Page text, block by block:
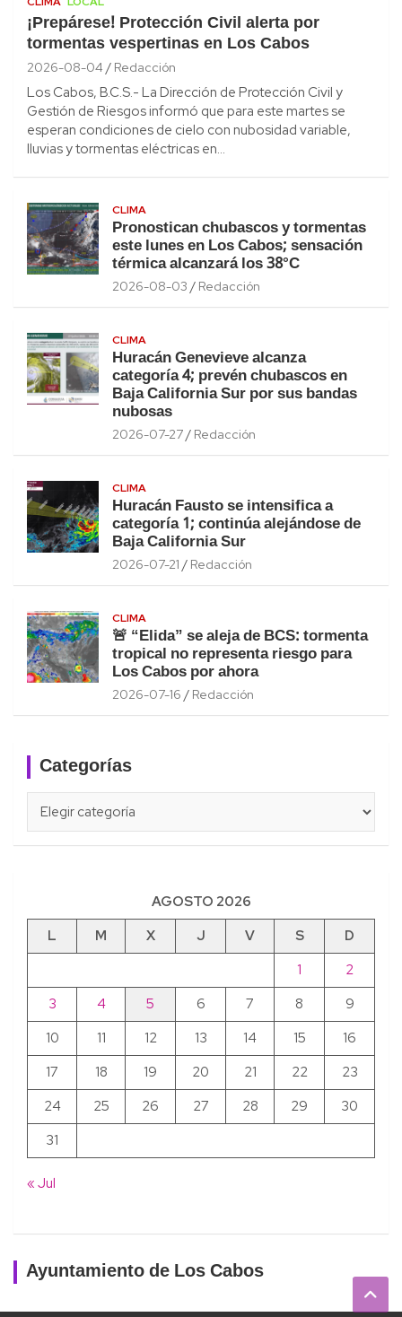
¡Prepárese! Protección Civil alerta por
tormentas vespertinas en Los Cabos
2026-08-04 Redacción
Los Cabos, B.C.S.- La Dirección de Protección Civil y
Gestión de Riesgos informó que para este martes se
esperan condiciones de cielo con nubosidad variable,
lluvias y tormentas eléctricas en…
CLIMA
Pronostican chubascos y tormentas
este lunes en Los Cabos; sensación
térmica alcanzará los 38°C
2026-08-03 Redacción
CLIMA
Huracán Genevieve alcanza
categoría 4; prevén chubascos en
Baja California Sur por sus bandas
nubosas
2026-07-27 Redacción
CLIMA
Huracán Fausto se intensifica a
categoría 1; continúa alejándose de
Baja California Sur
2026-07-21 Redacción
CLIMA
🚨 “Elida” se aleja de BCS: tormenta
tropical no representa riesgo para
Los Cabos por ahora
2026-07-16 Redacción
Categorías
AGOSTO 2026
L
M X J V S
D
1
2
3
4 5 6 7 8
9
10
11 12 13 14 15
16
17
18 19 20 21 22
23
24
25 26 27 28 29
30
31
« Jul
Ayuntamiento de Los Cabos